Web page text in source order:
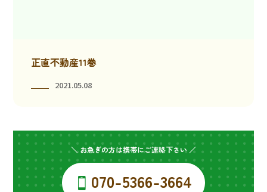
正直不動産11巻
2021.05.08
＼ お急ぎの方は携帯にご連絡下さい ／
070-5366-3664